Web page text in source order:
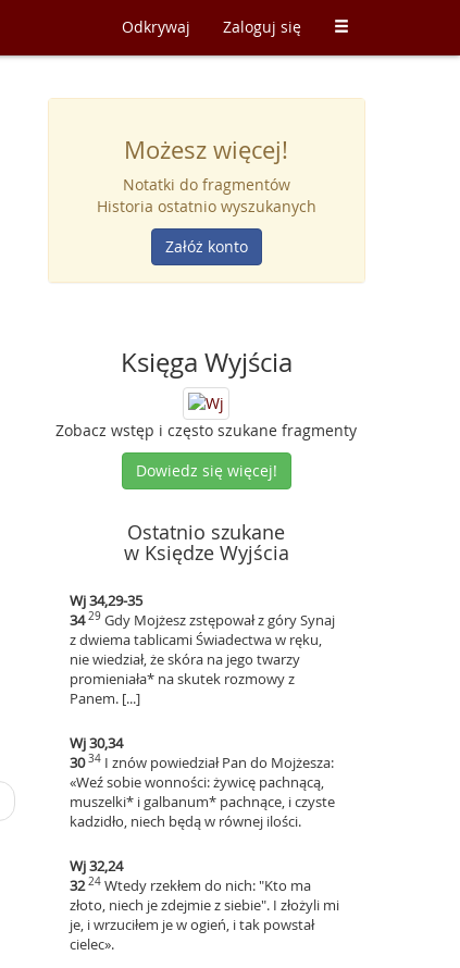
Odkrywaj Zaloguj się
Możesz więcej!
Notatki do fragmentów
Historia ostatnio wyszukanych
Załóż konto
Księga Wyjścia
Zobacz wstęp i często szukane fragmenty
Dowiedz się więcej!
Ostatnio szukane
w Księdze Wyjścia
Wj 34,29-35
3429 Gdy Mojżesz zstępował z góry Synaj
z dwiema tablicami Świadectwa w ręku,
nie wiedział, że skóra na jego twarzy
promieniała* na skutek rozmowy z
Panem. [...]
Wj 30,34
3034 I znów powiedział Pan do Mojżesza:
«Weź sobie wonności: żywicę pachnącą,
muszelki* i galbanum* pachnące, i czyste
kadzidło, niech będą w równej ilości.
Wj 32,24
3224 Wtedy rzekłem do nich: "Kto ma
złoto, niech je zdejmie z siebie". I złożyli mi
je, i wrzuciłem je w ogień, i tak powstał
cielec».